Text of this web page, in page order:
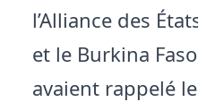
l’Alliance des
et le Burkina
avaient rappelé